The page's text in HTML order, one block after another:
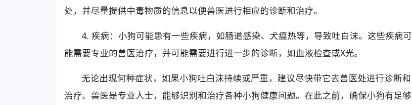
处，并尽量提供中毒物质的信息以便兽医进行相应的诊断和治疗。
4. 疾病：小狗可能患有一些疾病，如肠道感染、犬瘟热等，导致吐白沫。这些疾病可
能需要专业的兽医治疗，并可能需要进行进一步的诊断，如血液检查或X光。
无论出现何种症状，如果小狗吐白沫持续或严重，建议尽快带它去兽医处进行诊断和
治疗。兽医是专业人士，能够识别和治疗各种小狗健康问题。在此之前，确保小狗有足够